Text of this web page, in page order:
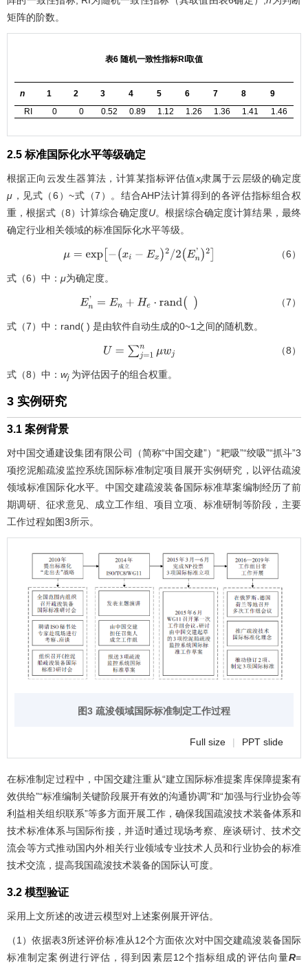
矩阵的阶数。
表6 随机一致性指标RI取值
n 1 2 3 4 5 6 7 8
9
RI
0 0 0.52 0.89 1.12 1.26 1.36 1.41 1.46
2.5 标准国际化水平等级确定
根据正向云发生器算法，计算某指标评估值xi隶属于云层级的确定度
μ ，见式（6）~式（7）。结合AHP法计算得到的各评估指标组合权
重，根据式（8）计算综合确定度U。根据综合确定度计算结果，最终
确定行业相关领域的标准国际化水平等级。
μ=ex p[-(x -Ex)2/ 2(En')2] （6）
式（6）中： μ为确定度。
En' =E n+H e·r and ( ) （7）
式（7）中：rand( ) 是由软件自动生成的0~1之间的随机数。
U =∑j =1nμw （8）
式（8）中： wj为评估因子的组合权重。
3 实例研究
3.1 案例背景
对中国交通建设集团有限公司（简称“中国交建”）“耙吸”“绞吸”“抓斗”3
项挖泥船疏浚监控系统国际标准制定项目展开实例研究，以评估疏浚
领域标准国际化水平。中国交建疏浚装备国际标准草案编制经历了前
期调研、征求意见、成立工作组、项目立项、标准研制等阶段，主要
工作过程如图3所示。
图3 疏浚领域国际标准制定工作过程
Full size | PPT slide
在标准制定过程中，中国交建注重从“建立国际标准提案库保障提案有
效供给”“标准编制关键阶段展开有效的沟通协调”和“加强与行业协会等
利益相关组织联系”等多方面开展工作，确保我国疏浚技术装备体系和
技术标准体系与国际衔接，并适时通过现场考察、座谈研讨、技术交
流会等方式推动国内外相关行业领域专业技术人员和行业协会的标准
技术交流，提高我国疏浚技术装备的国际认可度。
3.2 模型验证
采用上文所述的改进云模型对上述案例展开评估。
（1）依据表3所述评价标准从12个方面依次对中国交建疏浚装备国际
标准制定案例进行评估，得到因素层12个指标组成的评估向量R=